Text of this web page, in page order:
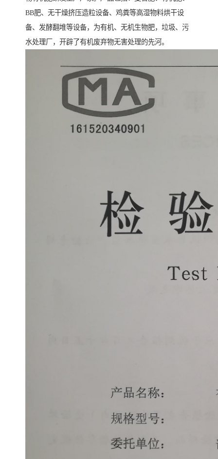
BB肥、无干燥挤压造粒设备、鸡粪等高湿物料烘干设
备、发酵翻堆等设备，为有机、无机生物肥，垃圾、污
水处理厂，开辟了有机废弃物无害处理的先河。